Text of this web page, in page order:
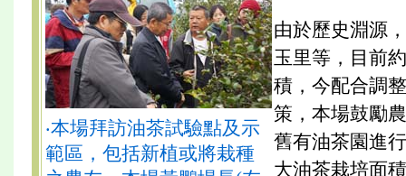
‧本場拜訪油茶試驗點及示
範區，包括新植或將栽種
由於歷史淵源
玉里等，目前
積，今配合調
策，本場鼓勵
舊有油茶園進
大油茶栽培面